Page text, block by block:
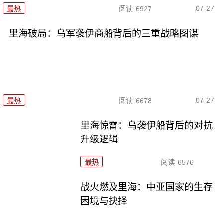
最热 阅读 6927 07-27
里海破局：乌军袭伊商船背后的三重战略图谋
最热 阅读 6678 07-27
里海惊雷：乌袭伊船背后的对抗
升级逻辑
最热 阅读 6576
战火燃及里海：中亚国家的生存
困境与抉择